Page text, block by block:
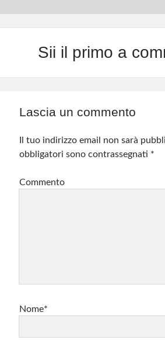
Sii il primo a
Lascia un commento
Il tuo indirizzo email non sarà
obbligatori sono contrassegnati *
Commento
Nome*